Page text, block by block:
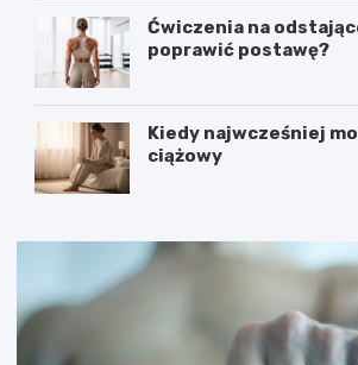
Ćwiczenia na
poprawić postawę?
Kiedy najwcześniej
ciążowy